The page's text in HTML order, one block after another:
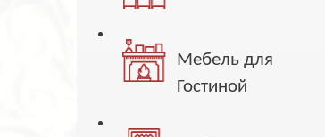
Мебель для
Гостиной